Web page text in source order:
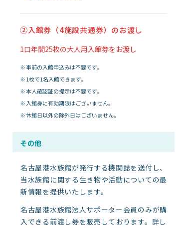
②入館券（4施設共通券）のお渡し
1口年間25枚の大人用入館券をお渡し
事前の入館申込みは不要です。
1枚で1名入館できます。
本人確認証の提示は不要です。
入館券に有効期限はございません。
休館日以外の除外日はございません。
その他
名古屋港水族館が発行する機関誌を送付し、
当水族館に関する生き物や活動についての最
新情報を提供いたします。
名古屋港水族館法人サポーター会員のみが購
入できる前渡し券を販売しております。詳し